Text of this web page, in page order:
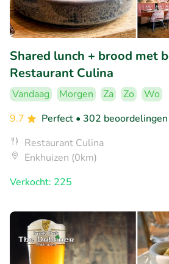
Shared lunch + brood met
Restaurant Culina
Vandaag Morgen Za Zo
Wo
9.7
Perfect • 302 beoordelingen
Restaurant Culina
Enkhuizen (0km)
Verkocht: 225